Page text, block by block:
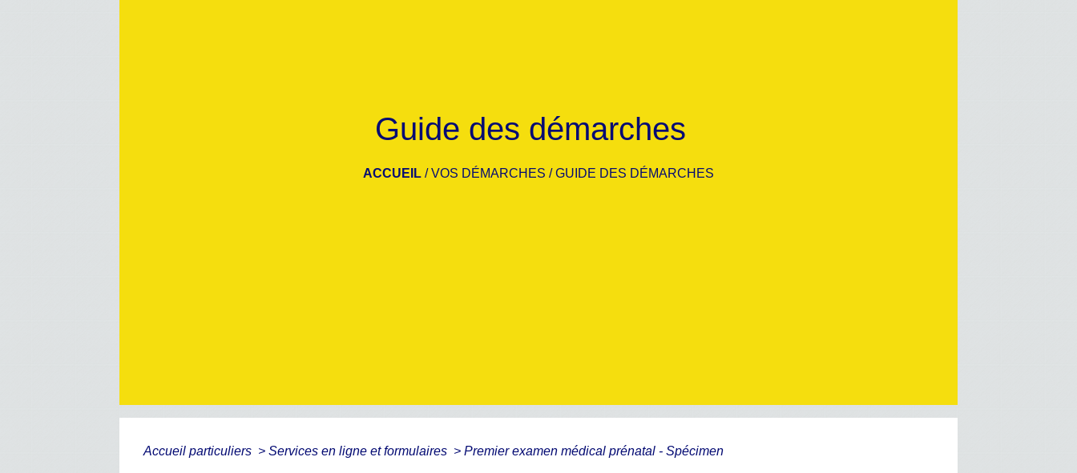
Guide des démarches
ACCUEIL /VOS DÉMARCHES /GUIDE DES DÉMARCHES
Accueil particuliers > Services en ligne et formulaires > Premier examen médical prénatal - Spécimen